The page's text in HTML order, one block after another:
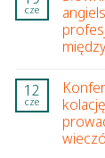
cze
12
cze